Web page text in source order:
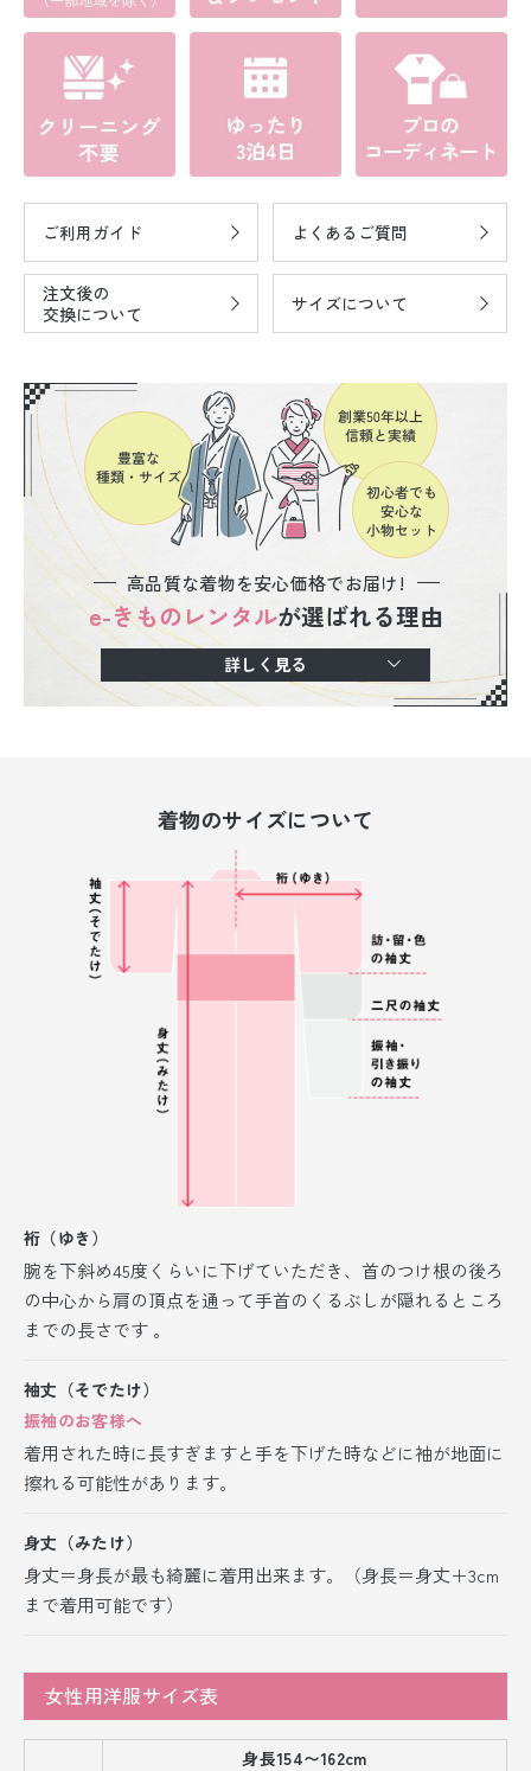
ご利用ガイド よくあるご質問
注文後の
交換について
サイズについて
高品質な着物を安心価格でお届け!
e-きものレンタルが選ばれる理由
詳しく見る
着物のサイズについて
裄（ゆき）
腕を下斜め45度くらいに下げていただき、首のつけ根の後ろ
の中心から肩の頂点を通って手首のくるぶしが隠れるところ
までの長さです 。
袖丈（そでたけ）
振袖のお客様へ
着用された時に長すぎますと手を下げた時などに袖が地面に
擦れる可能性があります。
身丈（みたけ）
身丈＝身長が最も綺麗に着用出来ます。（身長＝身丈＋3cm
まで着用可能です）
女性用洋服サイズ表
身長154〜162cm